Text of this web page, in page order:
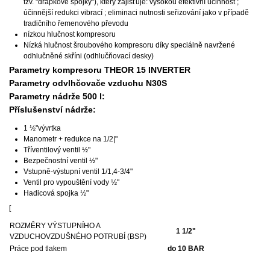
tzv. "drápkové spojky"), který zajišťuje: vysokou efektivní účinnost ;
účinnější redukci vibrací ; eliminaci nutnosti seřizování jako v případě
tradičního řemenového převodu
nízkou hlučnost kompresoru
Nízká hlučnost šroubového kompresoru díky speciálně navržené
odhlučněné skříni (odhlučňovací desky)
Parametry kompresoru THEOR 15 INVERTER
Parametry odvlhčovače vzduchu N30S
Parametry nádrže 500 l:
Příslušenství nádrže:
1 ½"vývrtka
Manometr + redukce na 1/2|"
Tříventilový ventil ½"
Bezpečnostní ventil ½"
Vstupně-výstupní ventil 1/1,4-3/4"
Ventil pro vypouštění vody ½"
Hadicová spojka ½"
[
ROZMĚRY VÝSTUPNÍHO A
VZDUCHOVZDUŠNÉHO POTRUBÍ (BSP)
1 1/2"
Práce pod tlakem
do 10 BAR